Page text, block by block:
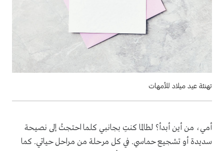
تهنئة عيد ميلاد للأمهات
أمي، من أين أبدأ؟ لطالما كنتِ بجانبي كلما احتجتُ إلى نصيحة
سديدة أو تشجيع حماسي. في كل مرحلة من مراحل حياتي. كما